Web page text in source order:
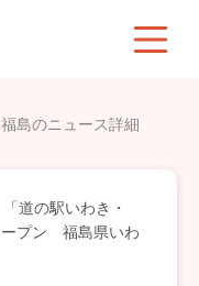
福島のニュース詳細